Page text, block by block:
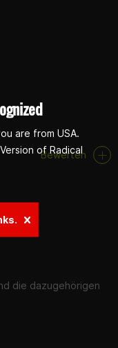
Bewerten
die dazugehörigen
are from USA.
of Radical